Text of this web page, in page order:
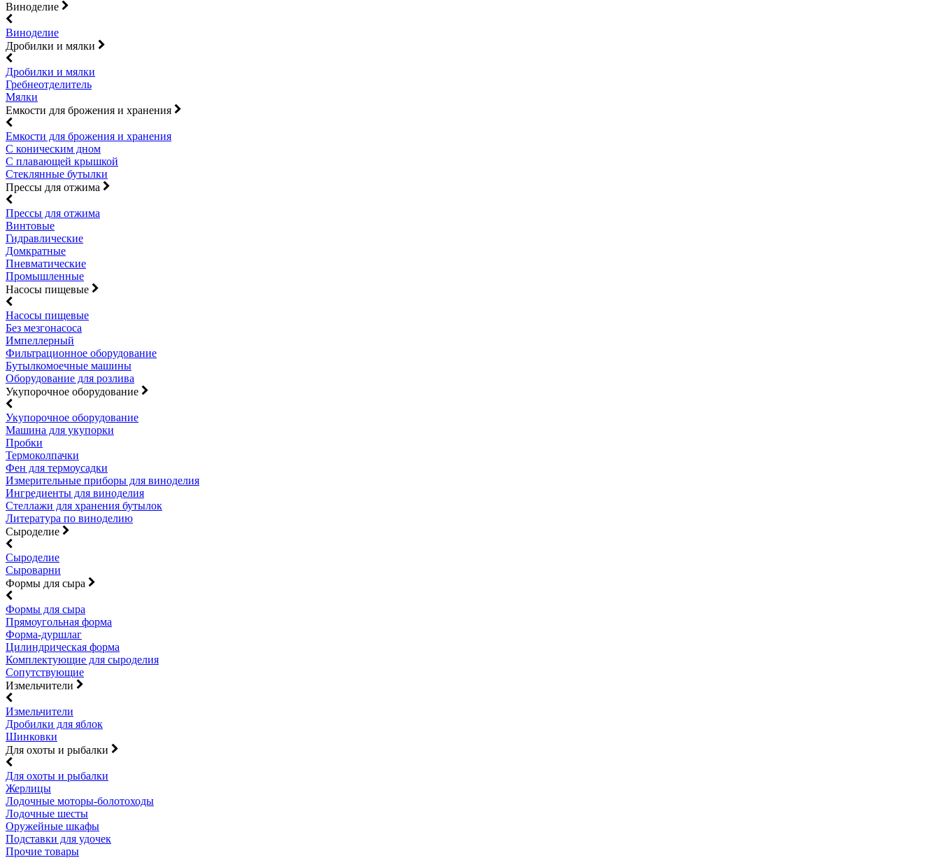
Виноделие
Виноделие
Дробилки и мялки
Дробилки и мялки
Гребнеотделитель
Мялки
Емкости для брожения и хранения
Емкости для брожения и хранения
С коническим дном
С плавающей крышкой
Стеклянные бутылки
Прессы для отжима
Прессы для отжима
Винтовые
Гидравлические
Домкратные
Пневматические
Промышленные
Насосы пищевые
Насосы пищевые
Без мезгонасоса
Импеллерный
Фильтрационное оборудование
Бутылкомоечные машины
Оборудование для розлива
Укупорочное оборудование
Укупорочное оборудование
Машина для укупорки
Пробки
Термоколпачки
Фен для термоусадки
Измерительные приборы для виноделия
Ингредиенты для виноделия
Стеллажи для хранения бутылок
Литература по виноделию
Сыроделие
Сыроделие
Сыроварни
Формы для сыра
Формы для сыра
Прямоугольная форма
Форма-дуршлаг
Цилиндрическая форма
Комплектующие для сыроделия
Сопутствующие
Измельчители
Измельчители
Дробилки для яблок
Шинковки
Для охоты и рыбалки
Для охоты и рыбалки
Жерлицы
Лодочные моторы-болотоходы
Лодочные шесты
Оружейные шкафы
Подставки для удочек
Прочие товары